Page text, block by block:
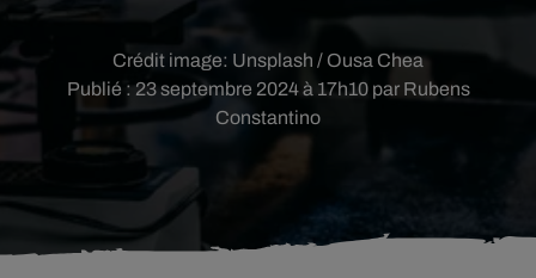
Publié : 23 septembre 2024 à 17h10 par Rubens
Constantino
Crédit image: Unsplash / Ousa Chea